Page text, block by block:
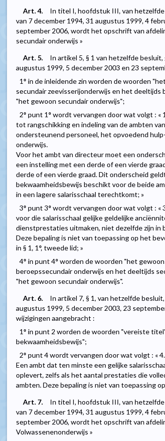
Art. 4.
In titel I, hoofdstuk III, van hetzelfde
van 7 december 1994, 31 augustus 1999, 4
september 2006, wordt het opschrift van
secundair onderwijs »
Art. 5.
In artikel 5, § 1 van hetzelfde
augustus 1999, 5 december 2003 en 23
1° in de inleidende zin worden de woorden
secundair zeevisserijonderwijs en het
"het gewoon secundair onderwijs";
2° punt 1° wordt vervangen door wat volgt :
tot rangschikking en indeling van de ambten
ondersteunend personeel, het opvoedend
onderwijs.
Voor het ambt van directeur moet een
een instelling met een derde of een vierde
derde of een vierde graad. Dit onderscheid
bekwaamheidsbewijs beschikt voor de beide
in een lagere salarisschaal terechtkomt; »
3° punt 3° wordt vervangen door wat volgt : «
voor die salarisschaal gelijke geldelijke
dienstprestaties uitmaken, niet dezelfde zijn in
Deze bepaling is niet van toepassing op het
in § 1, 1°, tweede lid; »
4° in punt 4° worden de woorden "het
beroepssecundair onderwijs en het deeltijds
"het gewoon secundair onderwijs".
Art. 6.
In artikel 7, § 1, van hetzelfde
augustus 1999, 5 december 2003, 23
wijzigingen aangebracht :
1° in punt 2 worden de woorden "vereiste
bekwaamheidsbewijs";
2° punt 4 wordt vervangen door wat volgt : « 4.
Een ambt dat ten minste een gelijke
oplevert, zelfs als het aantal prestaties die
ambten. Deze bepaling is niet van toepassing
Art. 7.
In titel I, hoofdstuk III, van hetzelfde
van 7 december 1994, 31 augustus 1999, 4
september 2006, wordt het opschrift van
Volwassenenonderwijs »